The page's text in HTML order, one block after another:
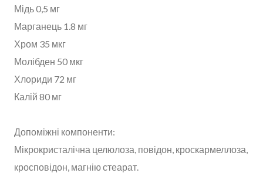
Мідь 0,5 мг
Марганець 1.8 мг
Хром 35 мкг
Молібден 50 мкг
Хлориди 72 мг
Калій 80 мг
Допоміжні компоненти:
Мікрокристалічна целюлоза, повідон, кроскармеллоза,
кросповідон, магнію стеарат.